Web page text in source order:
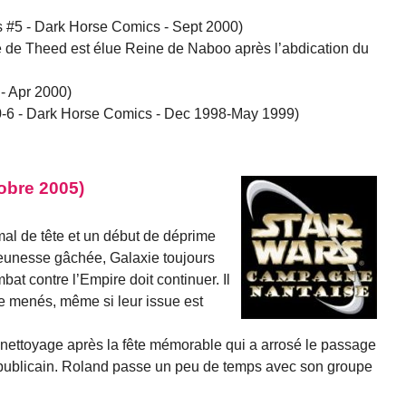
#5 - Dark Horse Comics - Sept 2000)
Theed est élue Reine de Naboo après l’abdication du
Apr 2000)
- Dark Horse Comics - Dec 1998-May 1999)
2005)
de tête et un début de déprime
gâchée, Galaxie toujours
contre l’Empire doit continuer. Il
menés, même si leur issue est
après la fête mémorable qui a arrosé le passage
Roland passe un peu de temps avec son groupe